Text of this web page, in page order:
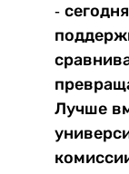
-
Лучше